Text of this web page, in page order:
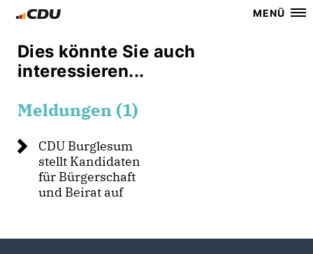
MENÜ
Dies könnte Sie auch
interessieren...
Meldungen (1)
CDU Burglesum
stellt Kandidaten
für Bürgerschaft
und Beirat auf